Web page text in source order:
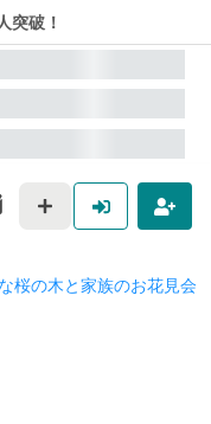
突破！
桜の木と家族のお花見会